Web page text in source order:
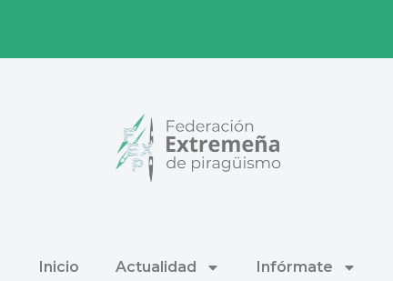
Inicio Actualidad Infórmate